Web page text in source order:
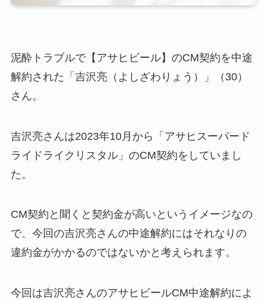
泥酔トラブルで【アサヒビール】のCM契約を中途
解約された「吉沢亮（よしざわりょう）」（30）
さん。
吉沢亮さんは2023年10月から「アサヒスーパード
ライドライクリスタル」のCM契約をしていまし
た。
CM契約と聞くと契約金が高いというイメージなの
で、今回の吉沢亮さんの中途解約にはそれなりの
違約金がかかるのではないかと考えられます。
今回は吉沢亮さんのアサヒビールCM中途解約によ